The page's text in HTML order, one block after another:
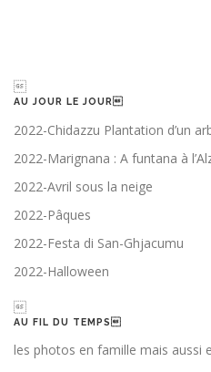
AU JOUR LE JOUR
2022-Chidazzu Plantation d’un
2022-Marignana : A funtana à
2022-Avril sous la neige
2022-Pâques
2022-Festa di San-Ghjacumu
2022-Halloween
AU FIL DU TEMPS
les photos en famille mais aussi